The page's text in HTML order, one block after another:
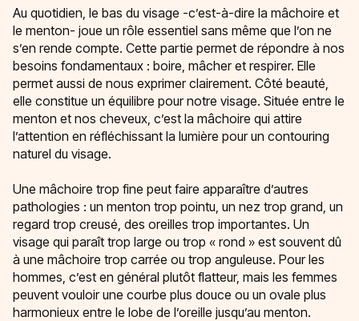
Au quotidien, le bas du visage -c’est-à-dire la mâchoire et
le menton- joue un rôle essentiel sans même que l’on ne
s’en rende compte. Cette partie permet de répondre à nos
besoins fondamentaux : boire, mâcher et respirer. Elle
permet aussi de nous exprimer clairement. Côté beauté,
elle constitue un équilibre pour notre visage. Située entre le
menton et nos cheveux, c’est la mâchoire qui attire
l’attention en réfléchissant la lumière pour un contouring
naturel du visage.
Une mâchoire trop fine peut faire apparaître d’autres
pathologies : un menton trop pointu, un nez trop grand, un
regard trop creusé, des oreilles trop importantes. Un
visage qui paraît trop large ou trop « rond » est souvent dû
à une mâchoire trop carrée ou trop anguleuse. Pour les
hommes, c’est en général plutôt flatteur, mais les femmes
peuvent vouloir une courbe plus douce ou un ovale plus
harmonieux entre le lobe de l’oreille jusqu’au menton.